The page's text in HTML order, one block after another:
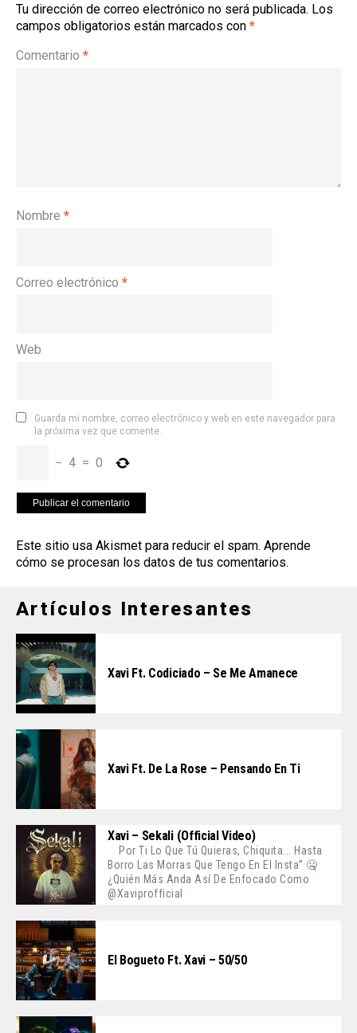
Tu dirección de correo electrónico no será publicada. Los
campos obligatorios están marcados con *
Comentario *
Nombre *
Correo electrónico *
Web
Guarda mi nombre, correo electrónico y web en este navegador para
la próxima vez que comente.
− 4 = 0
Este sitio usa Akismet para reducir el spam. Aprende
cómo se procesan los datos de tus comentarios.
Artículos Interesantes
Xavi Ft. Codiciado – Se Me Amanece
Xavi Ft. De La Rose – Pensando En Ti
Xavi – Sekali (Official Video)
Por Ti Lo Que Tú Quieras, Chiquita... Hasta
Borro Las Morras Que Tengo En El Insta” 🤐
¿Quién Más Anda Así De Enfocado Como
@xaviprofficial
El Bogueto Ft. Xavi – 50/50